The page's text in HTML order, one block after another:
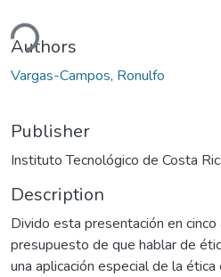
Authors
Vargas-Campos, Ronulfo
Publisher
Instituto Tecnológico de Costa
Description
Divido esta presentación en
presupuesto de que hablar de
una aplicación especial de la